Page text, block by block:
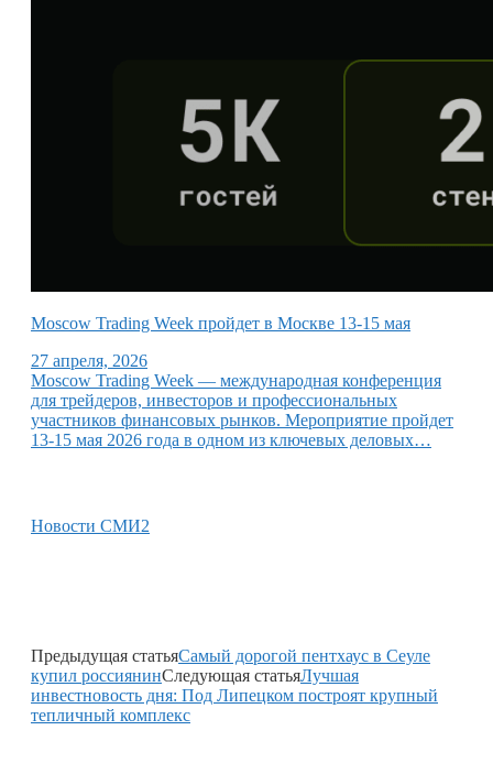
Moscow Trading Week пройдет в Москве 13-15 мая
27 апреля, 2026
Moscow Trading Week — международная конференция
для трейдеров, инвесторов и профессиональных
участников финансовых рынков. Мероприятие пройдет
13-15 мая 2026 года в одном из ключевых деловых…
Новости СМИ2
Предыдущая статьяСамый дорогой пентхаус в Сеуле
купил россиянинСледующая статьяЛучшая
инвестновость дня: Под Липецком построят крупный
тепличный комплекс